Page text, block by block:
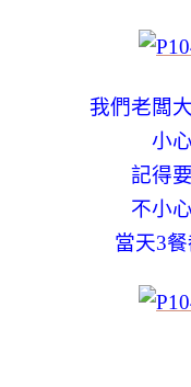
我們老闆
小
記得
不小
當天3